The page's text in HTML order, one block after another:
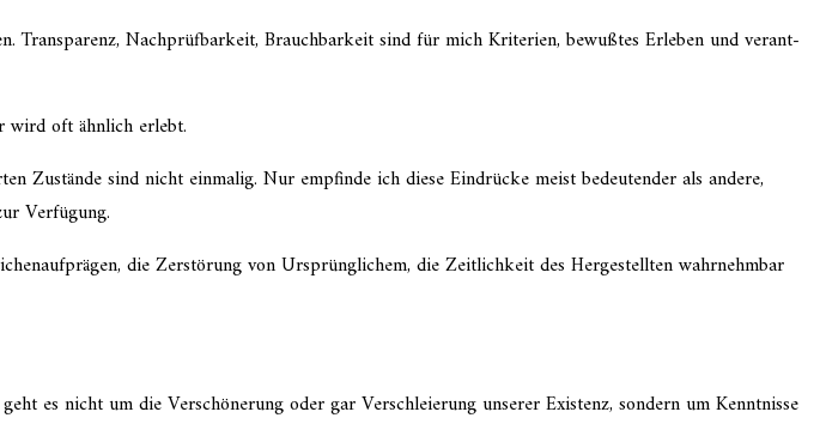
Transparenz, Nachprüfbarkeit, Brauchbarkeit sind für mich Kriterien, bewuß­tes Erleben und verant­
wird oft ähnlich erlebt.
Zustände sind nicht einma­lig. Nur empfinde ich diese Eindrücke meist bedeu­ten­der als andere,
Verfügung.
die Zerstörung von Ursprünglichem, die Zeitlichkeit des Hergestellten wahrnehm­bar
es nicht um die Verschönerung oder gar Verschleierung unserer Existenz, sondern um Kenntnisse